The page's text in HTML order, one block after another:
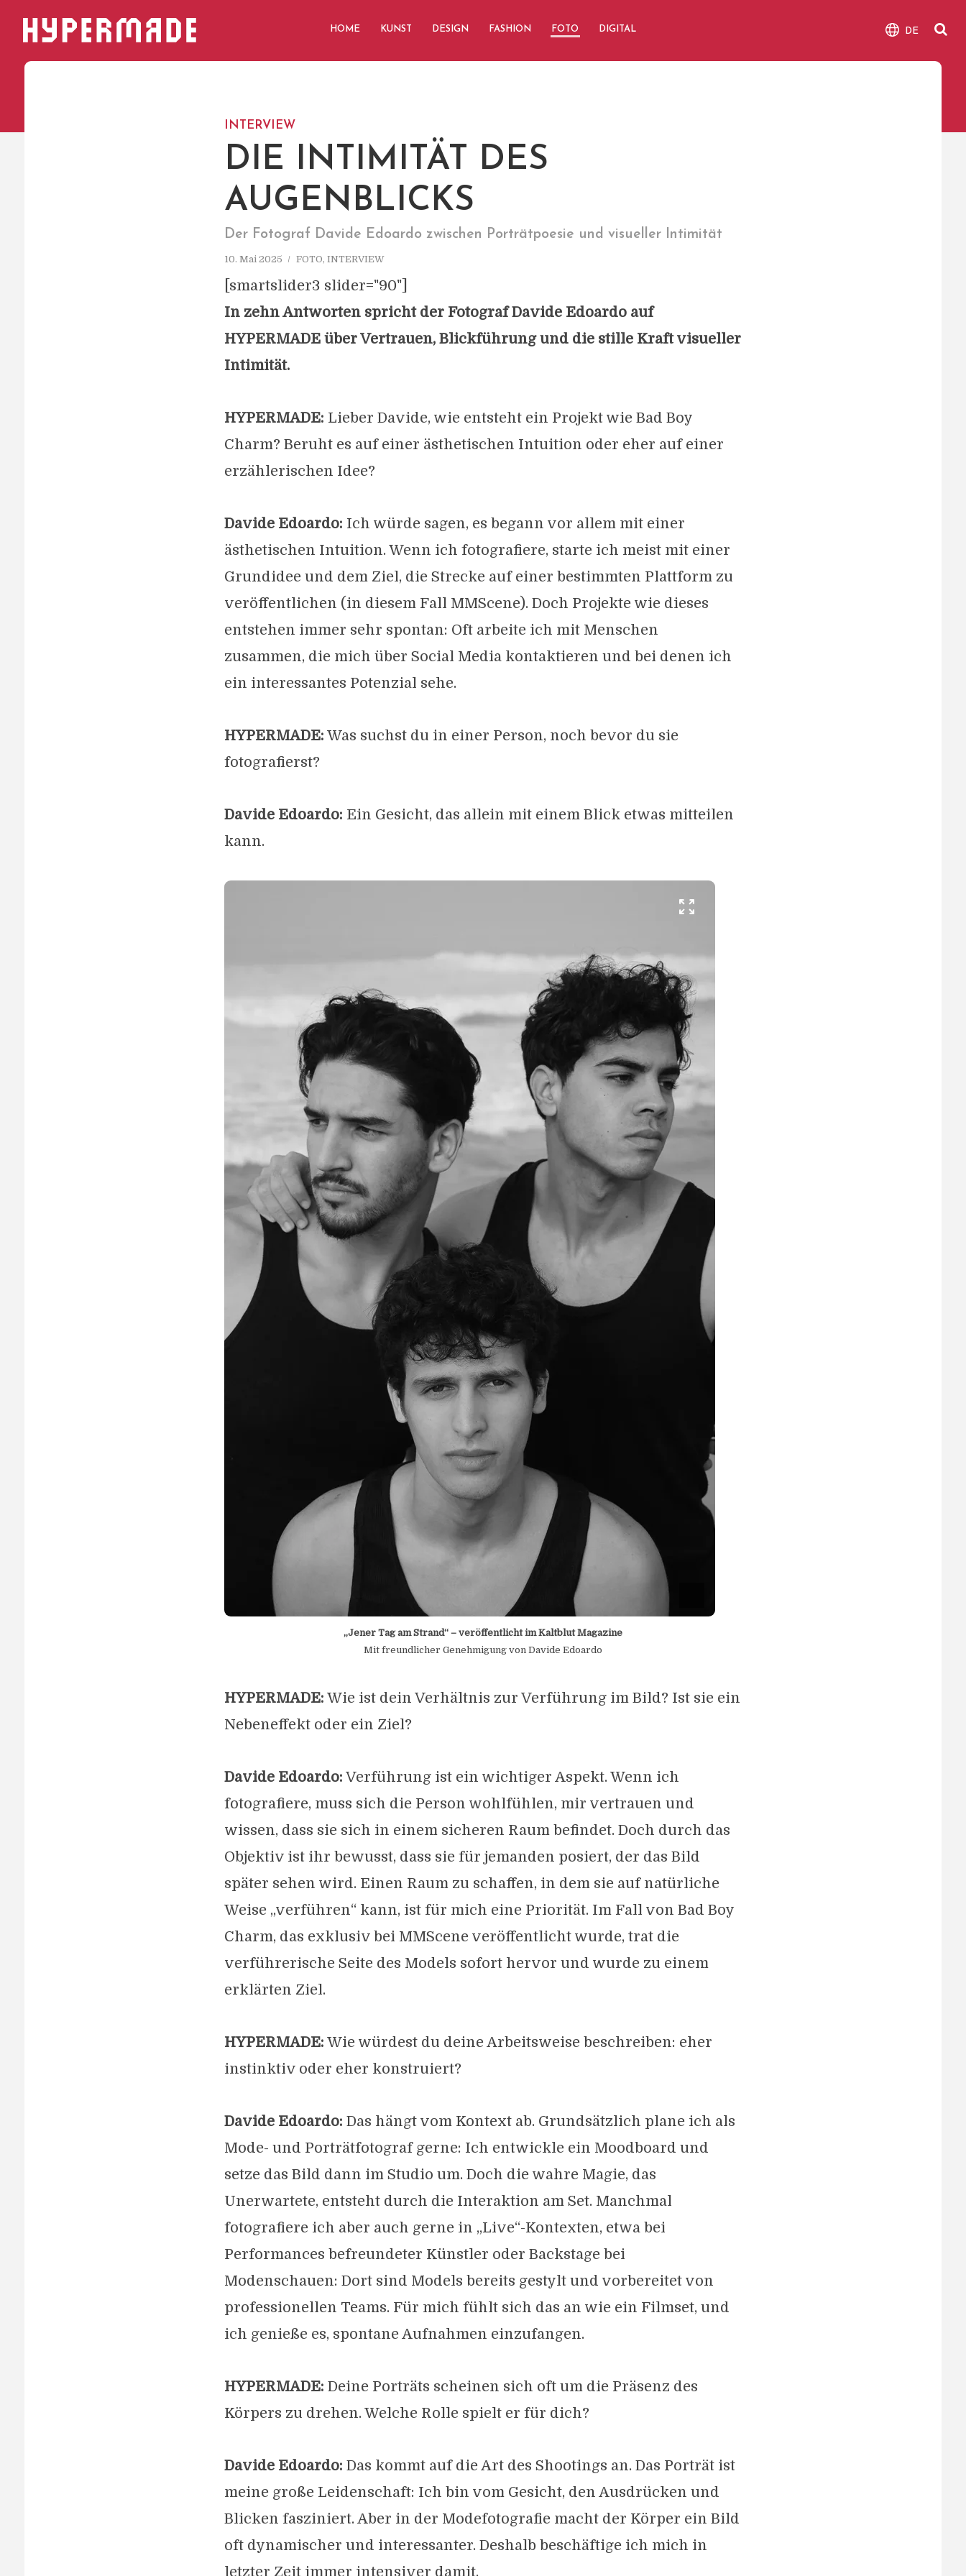
HYPERMADE HOME KUNST DESIGN FASHION FOTO DIGITAL DE
INTERVIEW
DIE INTIMITÄT DES
AUGENBLICKS
Der Fotograf Davide Edoardo zwischen Porträtpoesie und visueller Intimität
10. Mai 2025 FOTO, INTERVIEW
[smartslider3 slider="90"]
In zehn Antworten spricht der Fotograf Davide Edoardo auf
HYPERMADE über Vertrauen, Blickführung und die stille Kraft visueller
Intimität.
HYPERMADE: Lieber Davide, wie entsteht ein Projekt wie Bad Boy
Charm? Beruht es auf einer ästhetischen Intuition oder eher auf einer
erzählerischen Idee?
Davide Edoardo: Ich würde sagen, es begann vor allem mit einer
ästhetischen Intuition. Wenn ich fotografiere, starte ich meist mit einer
Grundidee und dem Ziel, die Strecke auf einer bestimmten Plattform zu
veröffentlichen (in diesem Fall MMScene). Doch Projekte wie dieses
entstehen immer sehr spontan: Oft arbeite ich mit Menschen
zusammen, die mich über Social Media kontaktieren und bei denen ich
ein interessantes Potenzial sehe.
HYPERMADE: Was suchst du in einer Person, noch bevor du sie
fotografierst?
Davide Edoardo: Ein Gesicht, das allein mit einem Blick etwas mitteilen
kann.
„Jener Tag am Strand“ – veröffentlicht im Kaltblut Magazine
Mit freundlicher Genehmigung von Davide Edoardo
HYPERMADE: Wie ist dein Verhältnis zur Verführung im Bild? Ist sie ein
Nebeneffekt oder ein Ziel?
Davide Edoardo: Verführung ist ein wichtiger Aspekt. Wenn ich
fotografiere, muss sich die Person wohlfühlen, mir vertrauen und
wissen, dass sie sich in einem sicheren Raum befindet. Doch durch das
Objektiv ist ihr bewusst, dass sie für jemanden posiert, der das Bild
später sehen wird. Einen Raum zu schaffen, in dem sie auf natürliche
Weise „verführen“ kann, ist für mich eine Priorität. Im Fall von Bad Boy
Charm, das exklusiv bei MMScene veröffentlicht wurde, trat die
verführerische Seite des Models sofort hervor und wurde zu einem
erklärten Ziel.
HYPERMADE: Wie würdest du deine Arbeitsweise beschreiben: eher
instinktiv oder eher konstruiert?
Davide Edoardo: Das hängt vom Kontext ab. Grundsätzlich plane ich als
Mode- und Porträtfotograf gerne: Ich entwickle ein Moodboard und
setze das Bild dann im Studio um. Doch die wahre Magie, das
Unerwartete, entsteht durch die Interaktion am Set. Manchmal
fotografiere ich aber auch gerne in „Live“-Kontexten, etwa bei
Performances befreundeter Künstler oder Backstage bei
Modenschauen: Dort sind Models bereits gestylt und vorbereitet von
professionellen Teams. Für mich fühlt sich das an wie ein Filmset, und
ich genieße es, spontane Aufnahmen einzufangen.
HYPERMADE: Deine Porträts scheinen sich oft um die Präsenz des
Körpers zu drehen. Welche Rolle spielt er für dich?
Davide Edoardo: Das kommt auf die Art des Shootings an. Das Porträt ist
meine große Leidenschaft: Ich bin vom Gesicht, den Ausdrücken und
Blicken fasziniert. Aber in der Modefotografie macht der Körper ein Bild
oft dynamischer und interessanter. Deshalb beschäftige ich mich in
letzter Zeit immer intensiver damit.